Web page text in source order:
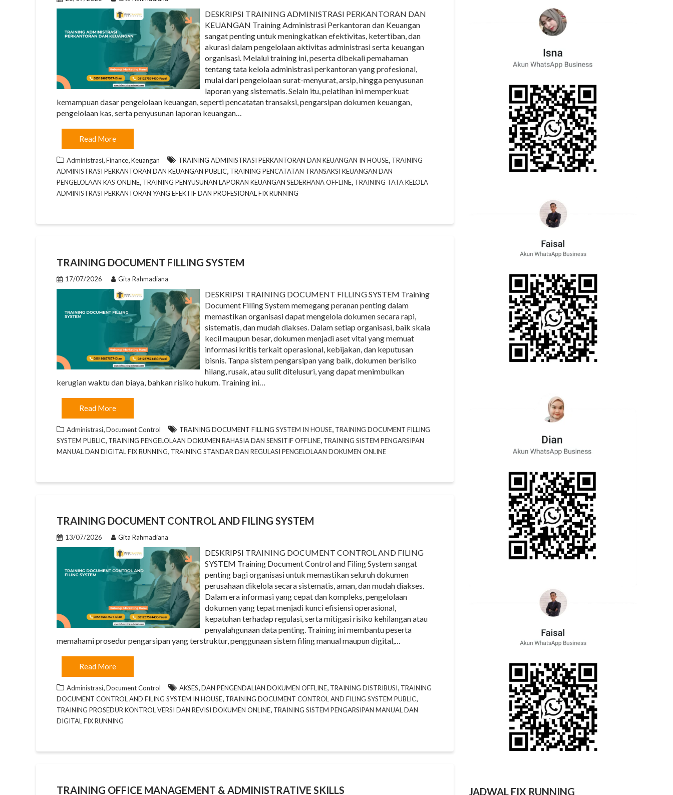
DESKRIPSI TRAINING ADMINISTRASI PERKANTORAN DAN
KEUANGAN Training Administrasi Perkantoran dan Keuangan
sangat penting untuk meningkatkan efektivitas, ketertiban, dan
akurasi dalam pengelolaan aktivitas administrasi serta keuangan
organisasi. Melalui training ini, peserta dibekali pemahaman
tentang tata kelola administrasi perkantoran yang profesional,
mulai dari pengelolaan surat-menyurat, arsip, hingga penyusunan
laporan yang sistematis. Selain itu, pelatihan ini memperkuat
kemampuan dasar pengelolaan keuangan, seperti pencatatan transaksi, pengarsipan dokumen keuangan,
pengelolaan kas, serta penyusunan laporan keuangan…
Read More
Administrasi,Finance,Keuangan TRAINING ADMINISTRASI PERKANTORAN DAN KEUANGAN IN HOUSE, TRAINING
ADMINISTRASI PERKANTORAN DAN KEUANGAN PUBLIC, TRAINING PENCATATAN TRANSAKSI KEUANGAN DAN
PENGELOLAAN KAS ONLINE, TRAINING PENYUSUNAN LAPORAN KEUANGAN SEDERHANA OFFLINE, TRAINING TATA KELOLA
ADMINISTRASI PERKANTORAN YANG EFEKTIF DAN PROFESIONAL FIX RUNNING
TRAINING DOCUMENT FILLING SYSTEM
17/07/2026 Gita Rahmadiana
DESKRIPSI TRAINING DOCUMENT FILLING SYSTEM Training
Document Filling System memegang peranan penting dalam
memastikan organisasi dapat mengelola dokumen secara rapi,
sistematis, dan mudah diakses. Dalam setiap organisasi, baik skala
kecil maupun besar, dokumen menjadi aset vital yang memuat
informasi kritis terkait operasional, kebijakan, dan keputusan
bisnis. Tanpa sistem pengarsipan yang baik, dokumen berisiko
hilang, rusak, atau sulit ditelusuri, yang dapat menimbulkan
kerugian waktu dan biaya, bahkan risiko hukum. Training ini…
Read More
Administrasi,Document Control TRAINING DOCUMENT FILLING SYSTEM IN HOUSE, TRAINING DOCUMENT FILLING
SYSTEM PUBLIC, TRAINING PENGELOLAAN DOKUMEN RAHASIA DAN SENSITIF OFFLINE, TRAINING SISTEM PENGARSIPAN
MANUAL DAN DIGITAL FIX RUNNING, TRAINING STANDAR DAN REGULASI PENGELOLAAN DOKUMEN ONLINE
TRAINING DOCUMENT CONTROL AND FILING SYSTEM
13/07/2026 Gita Rahmadiana
DESKRIPSI TRAINING DOCUMENT CONTROL AND FILING
SYSTEM Training Document Control and Filing System sangat
penting bagi organisasi untuk memastikan seluruh dokumen
perusahaan dikelola secara sistematis, aman, dan mudah diakses.
Dalam era informasi yang cepat dan kompleks, pengelolaan
dokumen yang tepat menjadi kunci efisiensi operasional,
kepatuhan terhadap regulasi, serta mitigasi risiko kehilangan atau
penyalahgunaan data penting. Training ini membantu peserta
memahami prosedur pengarsipan yang terstruktur, penggunaan sistem filing manual maupun digital,…
Read More
Administrasi,Document Control AKSES,DAN PENGENDALIAN DOKUMEN OFFLINE, TRAINING DISTRIBUSI, TRAINING
DOCUMENT CONTROL AND FILING SYSTEM IN HOUSE, TRAINING DOCUMENT CONTROL AND FILING SYSTEM PUBLIC,
TRAINING PROSEDUR KONTROL VERSI DAN REVISI DOKUMEN ONLINE, TRAINING SISTEM PENGARSIPAN MANUAL DAN
DIGITAL FIX RUNNING
TRAINING OFFICE MANAGEMENT & ADMINISTRATIVE SKILLS JADWAL FIX RUNNING